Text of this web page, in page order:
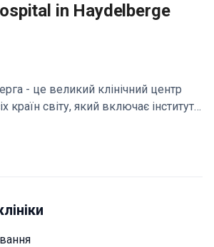
in Haydelberge
- це великий клінічний центр
країн світу, який включає інститути
лікарні: клініка лікування болю,
клініка, нейрохірургічна